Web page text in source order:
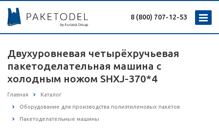
8 (800) 707-12-53
Двухуровневая четырёхручьевая
пакетоделательная машина с
холодным ножом SHXJ-370*4
Главная Каталог
Оборудование для производства полиэтиленовых пакетов
Пакетоделательные машины